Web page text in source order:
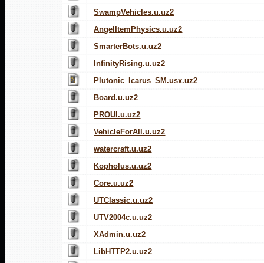
SwampVehicles.u.uz2
AngelItemPhysics.u.uz2
SmarterBots.u.uz2
InfinityRising.u.uz2
Plutonic_Icarus_SM.usx.uz2
Board.u.uz2
PROUI.u.uz2
VehicleForAll.u.uz2
watercraft.u.uz2
Kopholus.u.uz2
Core.u.uz2
UTClassic.u.uz2
UTV2004c.u.uz2
XAdmin.u.uz2
LibHTTP2.u.uz2